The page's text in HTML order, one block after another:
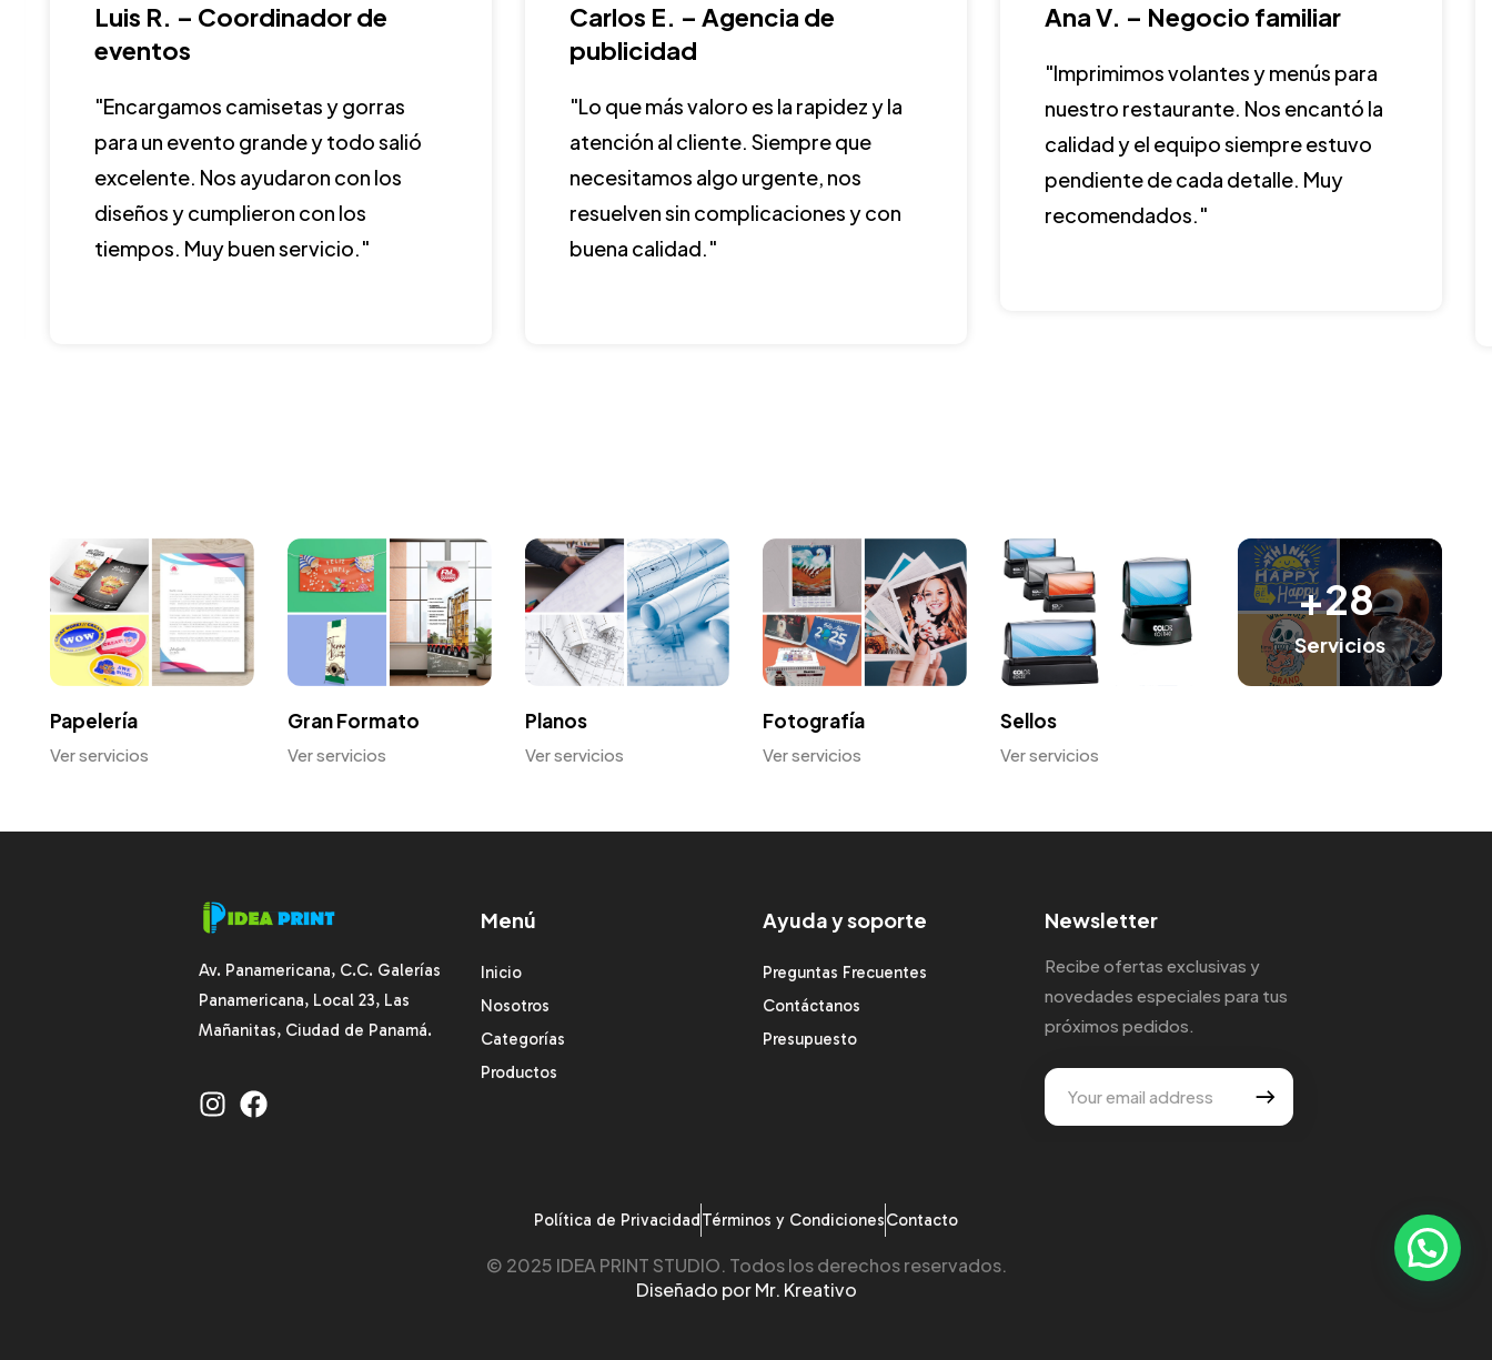
Luis R. – Coordinador de
eventos
"Encargamos camisetas y gorras
para un evento grande y todo salió
excelente. Nos ayudaron con los
diseños y cumplieron con los
tiempos. Muy buen servicio."
Carlos E. – Agencia de
publicidad
"Lo que más valoro es la rapidez y la
atención al cliente. Siempre que
necesitamos algo urgente, nos
resuelven sin complicaciones y con
buena calidad."
Ana V. – Negocio familiar
"Imprimimos volantes y menús para
nuestro restaurante. Nos encantó la
calidad y el equipo siempre estuvo
pendiente de cada detalle. Muy
recomendados."
Papelería
Ver servicios
Gran Formato
Ver servicios
Planos
Ver servicios
Fotografía
Ver servicios
Sellos
Ver servicios
+28
Servicios
Av. Panamericana, C.C. Galerías
Panamericana, Local 23, Las
Mañanitas, Ciudad de Panamá.
Menú
Inicio
Nosotros
Categorías
Productos
Ayuda y soporte
Preguntas Frecuentes
Contáctanos
Presupuesto
Newsletter
Recibe ofertas exclusivas y
novedades especiales para tus
próximos pedidos.
Política de PrivacidadTérminos y CondicionesContacto
© 2025 IDEA PRINT STUDIO. Todos los derechos reservados.
Diseñado por Mr. Kreativo